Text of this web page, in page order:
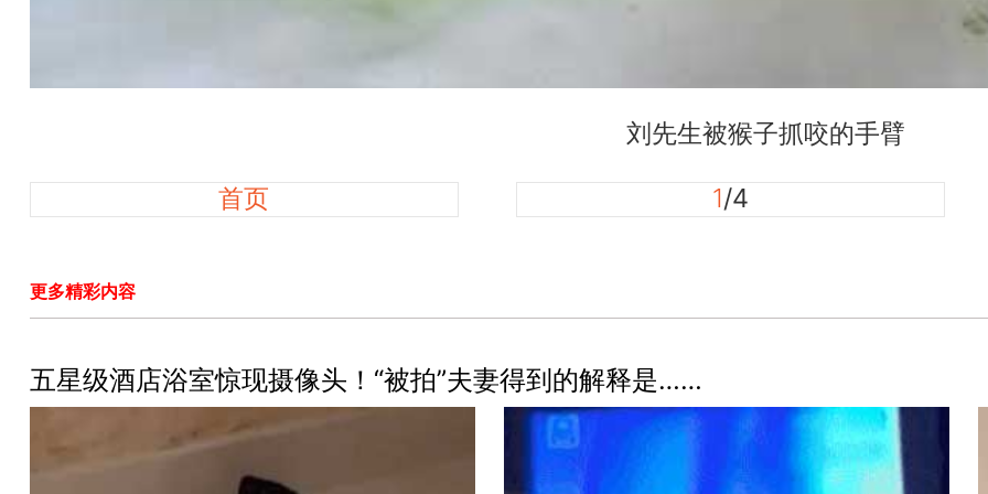
刘先生被猴子抓咬的手臂
首页 1/4
更多精彩内容
五星级酒店浴室惊现摄像头！“被拍”夫妻得到的解释是……